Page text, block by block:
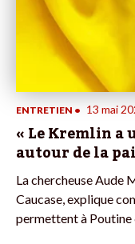
ENTRETIEN • 13 mai
« Le Kremlin
autour de la
La chercheuse Aude
Caucase, explique
permettent à Poutine